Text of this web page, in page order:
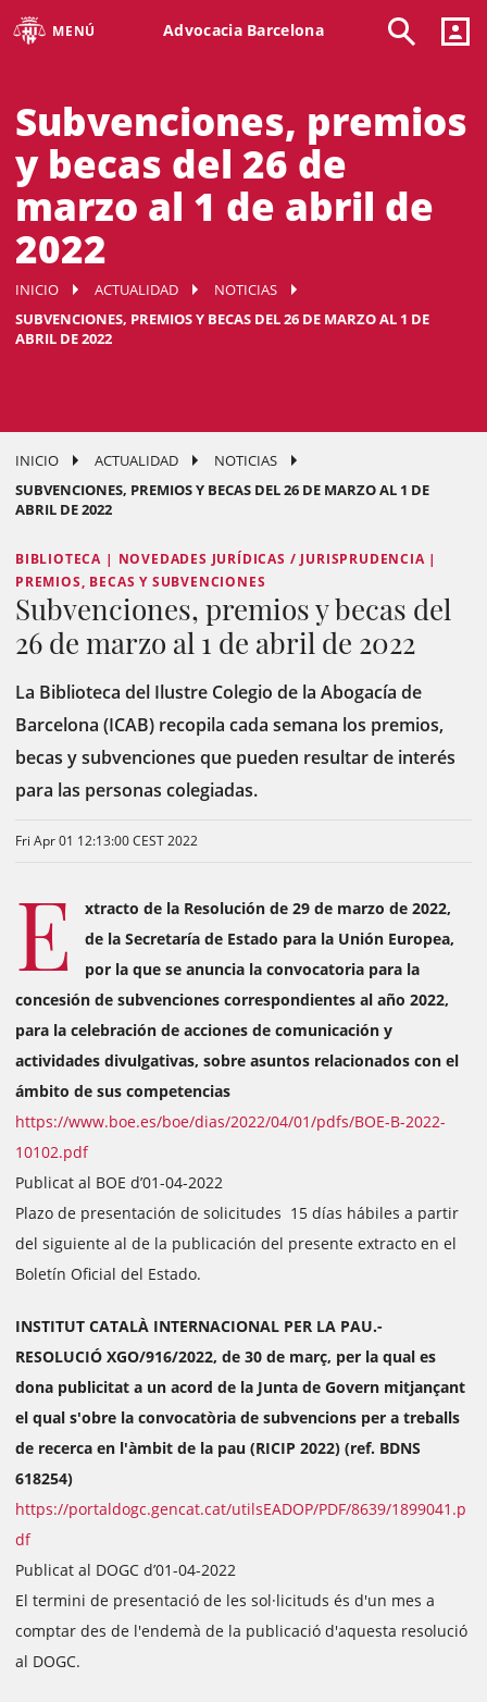
MENÚ Advocacia Barcelona
Subvenciones, premios
y becas del 26 de
marzo al 1 de abril de
2022
INICIO ACTUALIDAD
NOTICIAS
SUBVENCIONES, PREMIOS Y BECAS DEL 26 DE MARZO AL 1 DE
ABRIL DE 2022
INICIO ACTUALIDAD
NOTICIAS
SUBVENCIONES, PREMIOS Y BECAS DEL 26 DE MARZO AL 1 DE
ABRIL DE 2022
BIBLIOTECA | NOVEDADES JURÍDICAS / JURISPRUDENCIA |
PREMIOS, BECAS Y SUBVENCIONES
Subvenciones, premios y becas del
26 de marzo al 1 de abril de 2022
La Biblioteca del Ilustre Colegio de la Abogacía de
Barcelona (ICAB) recopila cada semana los premios,
becas y subvenciones que pueden resultar de interés
para las personas colegiadas.
Fri Apr 01 12:13:00 CEST 2022
E
xtracto de la Resolución de 29 de marzo de 2022,
de la Secretaría de Estado para la Unión Europea,
por la que se anuncia la convocatoria para la
concesión de subvenciones correspondientes al año 2022,
para la celebración de acciones de comunicación y
actividades divulgativas, sobre asuntos relacionados con el
ámbito de sus competencias
https://www.boe.es/boe/dias/2022/04/01/pdfs/BOE-B-2022-
10102.pdf
Publicat al BOE d’01-04-2022
Plazo de presentación de solicitudes 15 días hábiles a partir
del siguiente al de la publicación del presente extracto en el
Boletín Oficial del Estado.
INSTITUT CATALÀ INTERNACIONAL PER LA PAU.-
RESOLUCIÓ XGO/916/2022, de 30 de març, per la qual es
dona publicitat a un acord de la Junta de Govern mitjançant
el qual s'obre la convocatòria de subvencions per a treballs
de recerca en l'àmbit de la pau (RICIP 2022) (ref. BDNS
618254)
https://portaldogc.gencat.cat/utilsEADOP/PDF/8639/1899041.p
df
Publicat al DOGC d’01-04-2022
El termini de presentació de les sol·licituds és d'un mes a
comptar des de l'endemà de la publicació d'aquesta resolució
al DOGC.